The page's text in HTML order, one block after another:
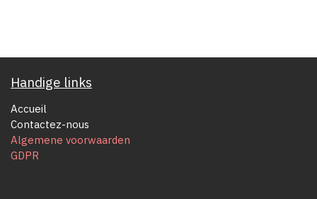
Handige links
Accueil
Contactez-nous
Algemene voorwaarden
GDPR